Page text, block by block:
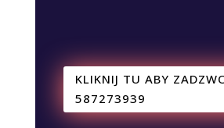
KLIKNIJ TU ABY
587273939